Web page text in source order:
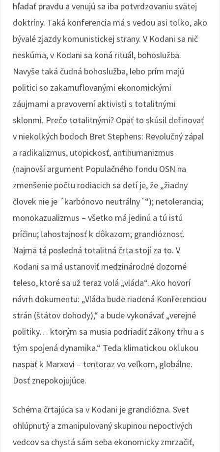
hľadať pravdu a venujú sa iba potvrdzovaniu svätej
doktríny. Taká konferencia má s vedou asi toľko, ako
bývalé zjazdy komunistickej strany. V Kodani sa nič
neskúma, v Kodani sa koná rituál, bohoslužba.
Navyše taká čudná bohoslužba, lebo prím majú
politici so zakamuflovanými ekonomickými
záujmami a pravoverní aktivisti s totalitnými
sklonmi. Prečo totalitnými? Opäť to skúsil definovať
v niekoľkých bodoch Bret Stephens: Revolučný zápal
a radikalizmus, utopickosť, antihumanizmus
(najnovší argument Populačného fondu OSN na
zmenšenie počtu rodiacich sa detí je, že „žiadny
človek nie je ´karbónovo neutrálny´“); netolerancia;
monokazualizmus – všetko má jedinú a tú istú
príčinu; ľahostajnosť k dôkazom; grandióznosť.
Najmä tá posledná totalitná črta stojí za to. V
Kodani sa má ustanoviť medzinárodné dozorné
teleso, ktoré sa už teraz volá „vláda“. Ako hovorí
návrh dokumentu: „Vláda bude riadená Konferenciou
strán (štátov dohody),“ a bude vykonávať „verejné
politiky… ktorým sa musia podriadiť zákony trhu a s
tým spojená dynamika.“ Teda klimatickou okľukou
naspäť k Marxovi – tentoraz vo veľkom, globálne.
Dosť znepokojujúce.
Schéma črtajúca sa v Kodani je grandiózna. Svet
ohlúpnutý a zmanipulovaný skupinou nepoctivých
vedcov sa chystá sám seba ekonomicky zmrzačiť,